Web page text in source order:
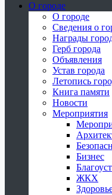
О городе
О городе
Сведения о
Награды
Герб города
Объявления
Устав города
Летопись
Книга памяти
Новости
Мероприятия
Бизнес
ЖКХ